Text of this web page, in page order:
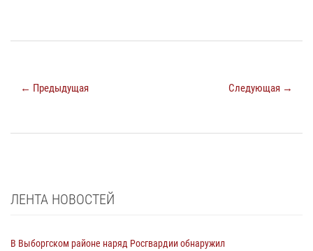
← Предыдущая Следующая →
ЛЕНТА НОВОСТЕЙ
В Выборгском районе наряд Росгвардии обнаружил